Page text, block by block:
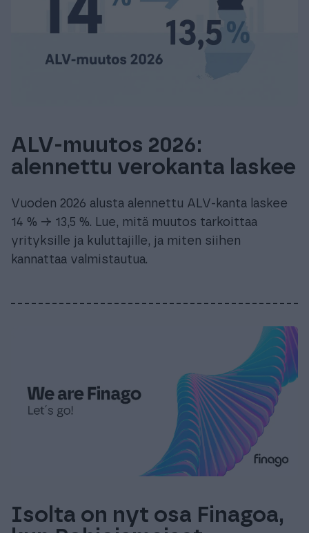
ALV-muutos 2026:
alennettu verokanta laskee
Vuoden 2026 alusta alennettu ALV-kanta laskee
14 % → 13,5 %. Lue, mitä muutos tarkoittaa
yrityksille ja kuluttajille, ja miten siihen
kannattaa valmistautua.
Isolta on nyt osa Finagoa,